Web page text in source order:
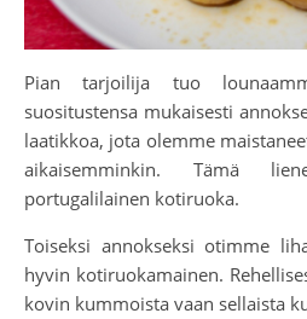
Pian tarjoilija tuo
suositustensa mukaisesti
laatikkoa, jota olemme
aikaisemminkin. Tämä
portugalilainen kotiruoka.
Toiseksi annokseksi otimme
hyvin kotiruokamainen.
kovin kummoista vaan sellaista